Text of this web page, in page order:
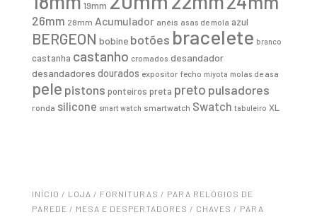
19mm
26mm 28mm Acumulador anéis asas de mola azul
BERGEON bobine botões bracelete branco
castanha castanho cromados desandador
desandadores dourados expositor fecho miyota molas de asa
pele pistons ponteiros preta preto pulsadores
ronda silicone smart watch smartwatch Swatch tabuleiro XL
INÍCIO / LOJA / FORNITURAS / PARA RELÓGIOS DE
PAREDE / MESA E DESPERTADORES / CHAVES / PARA